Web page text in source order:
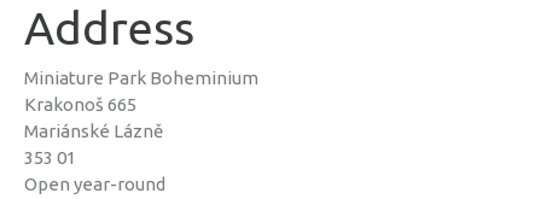
Address
Miniature Park Boheminium
Krakonoš 665
Mariánské Lázně
353 01
Open year-round